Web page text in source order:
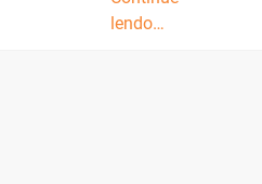
lendo…